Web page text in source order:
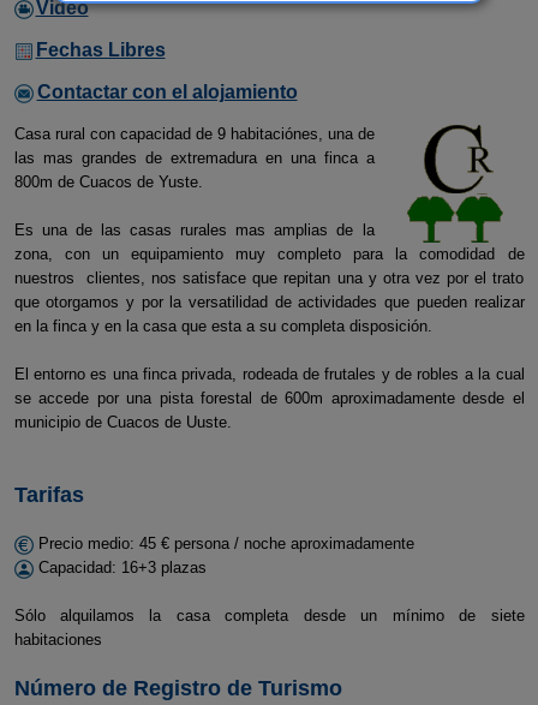
Video
Fechas Libres
Contactar con el alojamiento
Casa rural con capacidad de 9 habitaciónes, una de
las mas grandes de extremadura en una finca a
800m de Cuacos de Yuste.
Es una de las casas rurales mas amplias de la
zona, con un equipamiento muy completo para la comodidad de
nuestros clientes, nos satisface que repitan una y otra vez por el trato
que otorgamos y por la versatilidad de actividades que pueden realizar
en la finca y en la casa que esta a su completa disposición.
El entorno es una finca privada, rodeada de frutales y de robles a la cual
se accede por una pista forestal de 600m aproximadamente desde el
municipio de Cuacos de Uuste.
Tarifas
Precio medio: 45 € persona / noche aproximadamente
Capacidad: 16+3 plazas
Sólo alquilamos la casa completa desde un mínimo de siete
habitaciones
Número de Registro de Turismo